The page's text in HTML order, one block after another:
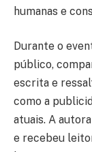
humanas e
Durante o
público,
escrita e
como a
atuais. A
e recebeu